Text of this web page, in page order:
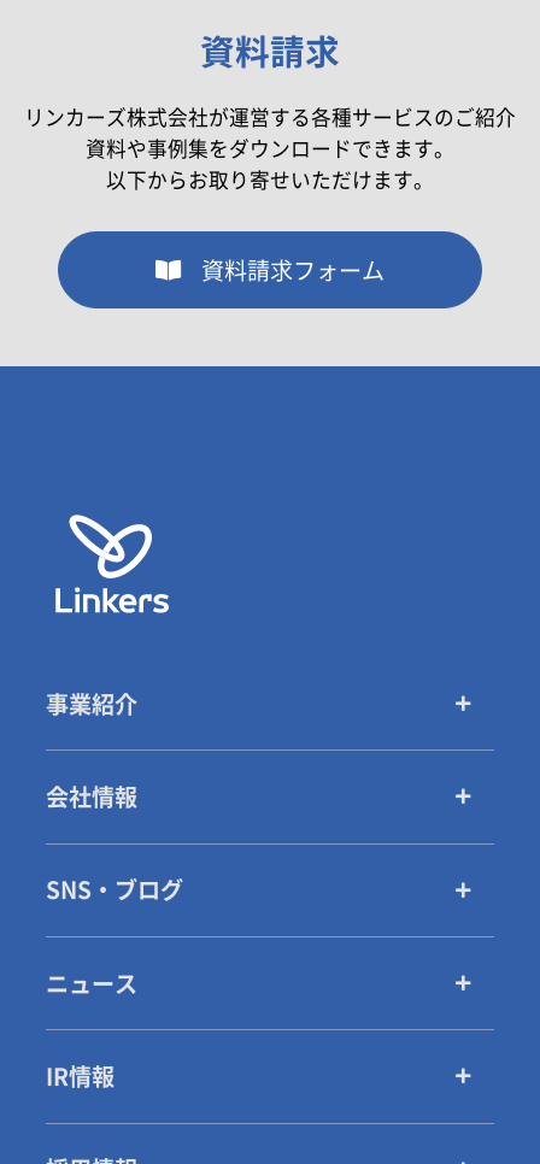
資料請求
リンカーズ株式会社が運営する各種サービスのご紹介
資料や事例集をダウンロードできます。
以下からお取り寄せいただけます。
資料請求フォーム
事業紹介
会社情報
SNS・ブログ
ニュース
IR情報